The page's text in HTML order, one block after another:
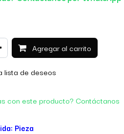
Agregar al carrito
lista de deseos
con este producto? Contáctanos
Pieza